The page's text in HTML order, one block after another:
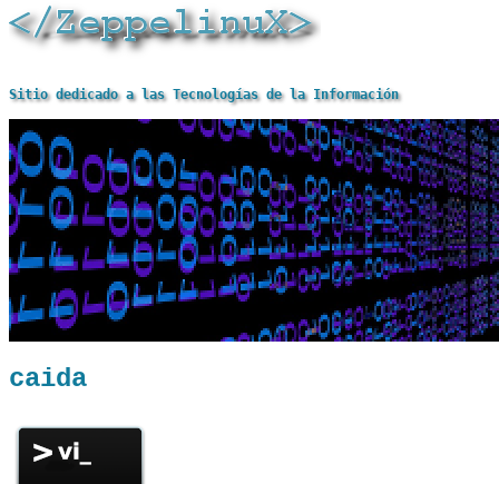
Sitio dedicado a las Tecnologías de la Información
caida